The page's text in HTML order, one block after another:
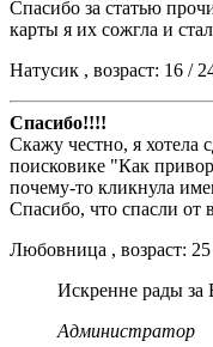
Спасибо за статью
карты я их сожгла и
Натусик , возраст: 16 /
Спасибо!!!!
Скажу честно, я хотела
поисковике "Как
почему-то кликнула
Спасибо, что спасли от
Любовница , возраст:
Искренне рады за
Администратор